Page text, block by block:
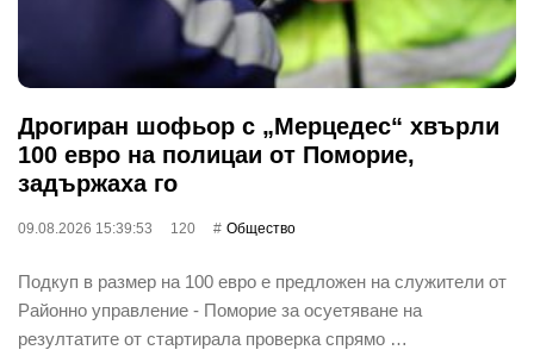
Дрогиран шофьор с „Мерцедес“ хвърли
100 евро на полицаи от Поморие,
задържаха го
09.08.2026 15:39:53 120 Общество
Подкуп в размер на 100 евро е предложен на служители от
Районно управление - Поморие за осуетяване на
резултатите от стартирала проверка спрямо …